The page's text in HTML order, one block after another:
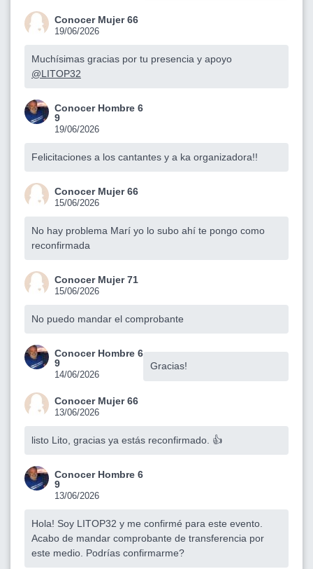
Conocer Mujer 66
19/06/2026
Muchísimas gracias por tu presencia y apoyo
@LITOP32
Conocer Hombre 6
9
19/06/2026
Felicitaciones a los cantantes y a ka organizadora!!
Conocer Mujer 66
15/06/2026
No hay problema Marí yo lo subo ahí te pongo como
reconfirmada
Conocer Mujer 71
15/06/2026
No puedo mandar el comprobante
Conocer Hombre 6
9
14/06/2026
Gracias!
Conocer Mujer 66
13/06/2026
listo Lito, gracias ya estás reconfirmado. 👍
Conocer Hombre 6
9
13/06/2026
Hola! Soy LITOP32 y me confirmé para este evento.
Acabo de mandar comprobante de transferencia por
este medio. Podrías confirmarme?